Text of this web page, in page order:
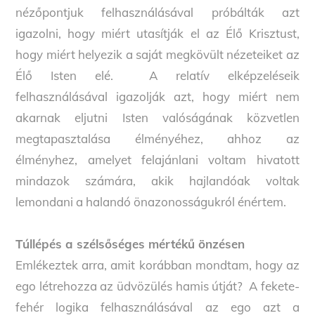
nézőpontjuk felhasználásával próbálták azt
igazolni, hogy miért utasítják el az Élő Krisztust,
hogy miért helyezik a saját megkövült nézeteiket az
Élő Isten elé. A relatív elképzeléseik
felhasználásával igazolják azt, hogy miért nem
akarnak eljutni Isten valóságának közvetlen
megtapasztalása élményéhez, ahhoz az
élményhez, amelyet felajánlani voltam hivatott
mindazok számára, akik hajlandóak voltak
lemondani a halandó önazonosságukról énértem.
Túllépés a szélsőséges mértékű önzésen
Emlékeztek arra, amit korábban mondtam, hogy az
ego létrehozza az üdvözülés hamis útját? A fekete-
fehér logika felhasználásával az ego azt a